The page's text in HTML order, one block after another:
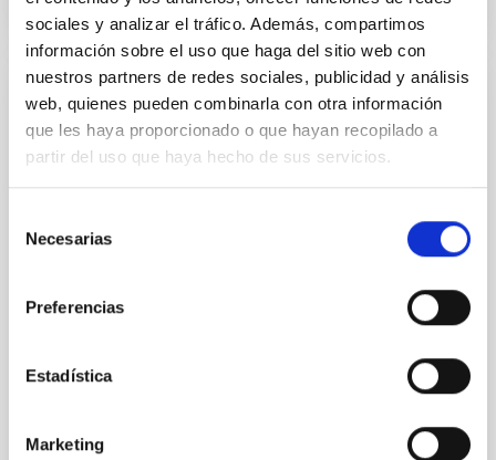
sociales y analizar el tráfico. Además, compartimos
información sobre el uso que haga del sitio web con
nuestros partners de redes sociales, publicidad y análisis
web, quienes pueden combinarla con otra información
que les haya proporcionado o que hayan recopilado a
partir del uso que haya hecho de sus servicios.
Necesarias
Preferencias
Estadística
Marketing
PRESS RELEASE
Del Cielo a la Tesis celebra su primer
aniversario con exoplanetas habitables y
El ciclo de charlas divulgativas Del Cielo a la Tesis,
Universidad de La Laguna (ULL) para acercar la
una nueva sesión el próximo jueves 23 de julio a las
17:00 horas en el Museo de la Ciencia y el Cosmos,
Cabildo de Tenerife. Esta edición tendrá un carácter
especial, ya que coincide con el primer aniversario de